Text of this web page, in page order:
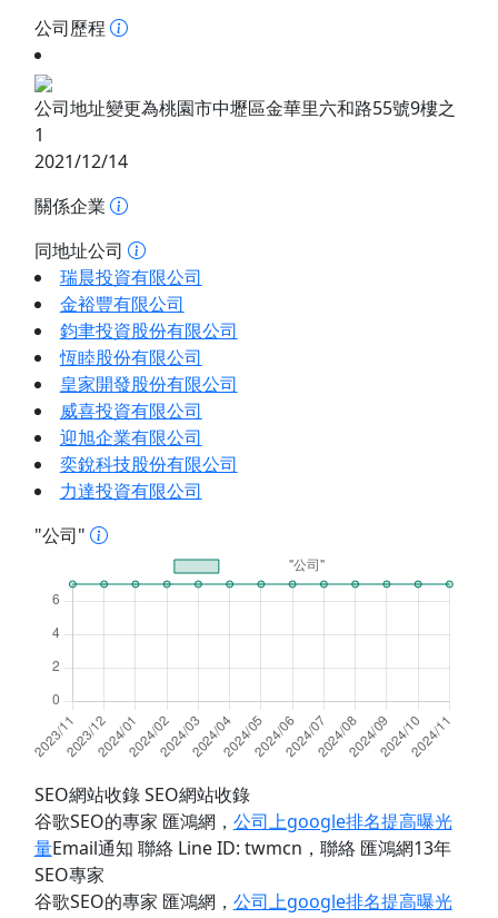
公司歷程
公司地址變更為桃園市中壢區金華里六和路55號9樓之
1
2021/12/14
關係企業
同地址公司
瑞晨投資有限公司
金裕豐有限公司
鈞聿投資股份有限公司
恆睦股份有限公司
皇家開發股份有限公司
威喜投資有限公司
迎旭企業有限公司
奕銳科技股份有限公司
力達投資有限公司
"公司"
SEO網站收錄 SEO網站收錄
谷歌SEO的專家 匯鴻網 ， 公司上google排名提高曝光
量Email通知 聯絡 Line ID: twmcn ，聯絡 匯鴻網13年
SEO專家
谷歌SEO的專家 匯鴻網 ， 公司上google排名提高曝光